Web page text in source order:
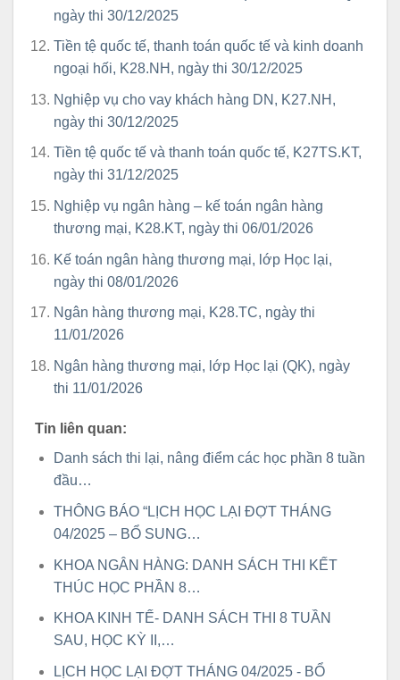
ngày thi 30/12/2025
Tiền tệ quốc tế, thanh toán quốc tế và kinh doanh
ngoại hối, K28.NH, ngày thi 30/12/2025
Nghiệp vụ cho vay khách hàng DN, K27.NH,
ngày thi 30/12/2025
Tiền tệ quốc tế và thanh toán quốc tế, K27TS.KT,
ngày thi 31/12/2025
Nghiệp vụ ngân hàng – kế toán ngân hàng
thương mại, K28.KT, ngày thi 06/01/2026
Kế toán ngân hàng thương mại, lớp Học lại,
ngày thi 08/01/2026
Ngân hàng thương mại, K28.TC, ngày thi
11/01/2026
Ngân hàng thương mại, lớp Học lại (QK), ngày
thi 11/01/2026
Tin liên quan:
Danh sách thi lại, nâng điểm các học phần 8 tuần
đầu…
THÔNG BÁO “LỊCH HỌC LẠI ĐỢT THÁNG
04/2025 – BỔ SUNG…
KHOA NGÂN HÀNG: DANH SÁCH THI KẾT
THÚC HỌC PHẦN 8…
KHOA KINH TẾ- DANH SÁCH THI 8 TUẦN
SAU, HỌC KỲ II,…
LỊCH HỌC LẠI ĐỢT THÁNG 04/2025 - BỔ